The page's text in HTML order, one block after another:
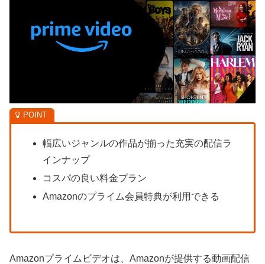
幅広いジャンルの作品が揃った充実の配信ラ
インナップ
コスパの良い料金プラン
Amazonのプライム会員特典が利用できる
Amazonプライムビデオは、Amazonが提供する動画配信